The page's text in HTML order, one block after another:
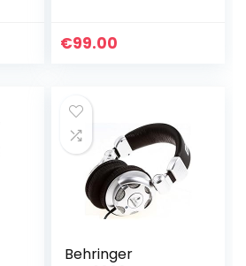
€99.00
Behringer